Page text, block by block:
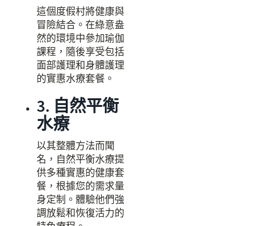
這個度假村將健康與
冒險結合。在綠意盎
然的環境中參加瑜伽
課程，隨後享受包括
面部護理和身體護理
的實惠水療套餐。
3. 自然平衡
水療
以其整體方法而聞
名，自然平衡水療提
供多種實惠的健康套
餐，根據您的需求量
身定制。體驗他們強
調放鬆和恢復活力的